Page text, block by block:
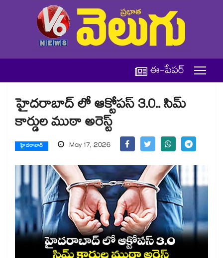
ఈ-పేపర్
హైదరాబాద్ లో ఆక్టోపస్ 3.0.. సిమ్
కార్డుల ముఠా అరెస్ట్
హైదరాబాద్ May 17, 2026